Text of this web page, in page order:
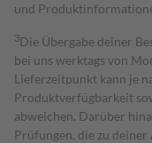
und
3Die Übergabe deiner
bei uns werktags von
Lieferzeitpunkt kann je
Produktverfügbarkeit
abweichen. Darüber
Prüfungen, die zu